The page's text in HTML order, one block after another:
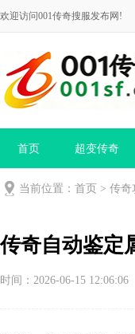
欢迎访问001传奇搜服发布网!
首页 超变传奇
当前位置： 首页 > 传奇
传奇自动鉴定
时间：2026-06-15 12:06:06